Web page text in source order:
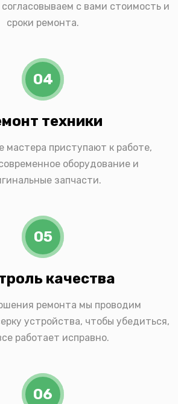
с вами стоимость и
сроки ремонта.
04
техники
мастера приступают к работе,
оборудование и
запчасти.
05
качества
ремонта мы проводим
устройства, чтобы убедиться,
работает исправно.
06